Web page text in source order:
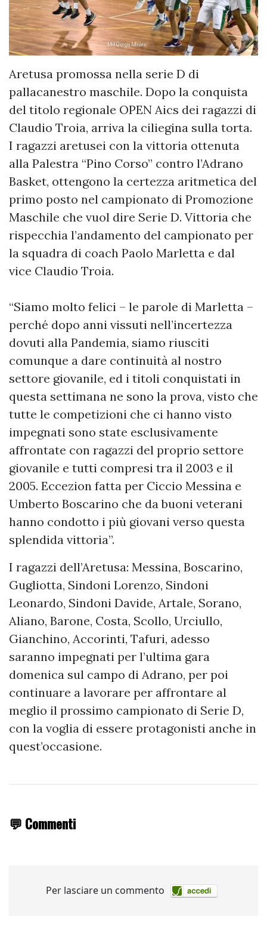
Aretusa promossa nella serie D di
pallacanestro maschile. Dopo la conquista
del titolo regionale OPEN Aics dei ragazzi di
Claudio Troia, arriva la ciliegina sulla torta.
I ragazzi aretusei con la vittoria ottenuta
alla Palestra “Pino Corso” contro l’Adrano
Basket, ottengono la certezza aritmetica del
primo posto nel campionato di Promozione
Maschile che vuol dire Serie D. Vittoria che
rispecchia l’andamento del campionato per
la squadra di coach Paolo Marletta e dal
vice Claudio Troia.
“Siamo molto felici – le parole di Marletta –
perché dopo anni vissuti nell’incertezza
dovuti alla Pandemia, siamo riusciti
comunque a dare continuità al nostro
settore giovanile, ed i titoli conquistati in
questa settimana ne sono la prova, visto che
tutte le competizioni che ci hanno visto
impegnati sono state esclusivamente
affrontate con ragazzi del proprio settore
giovanile e tutti compresi tra il 2003 e il
2005. Eccezion fatta per Ciccio Messina e
Umberto Boscarino che da buoni veterani
hanno condotto i più giovani verso questa
splendida vittoria”.
I ragazzi dell’Aretusa: Messina, Boscarino,
Gugliotta, Sindoni Lorenzo, Sindoni
Leonardo, Sindoni Davide, Artale, Sorano,
Aliano, Barone, Costa, Scollo, Urciullo,
Gianchino, Accorinti, Tafuri, adesso
saranno impegnati per l’ultima gara
domenica sul campo di Adrano, per poi
continuare a lavorare per affrontare al
meglio il prossimo campionato di Serie D,
con la voglia di essere protagonisti anche in
quest’occasione.
💬 Commenti